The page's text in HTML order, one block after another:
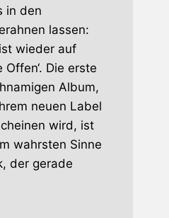
in den
lassen:
wieder auf
Offen‘. Die erste
Album,
neuen Label
wird, ist
wahrsten Sinne
der gerade